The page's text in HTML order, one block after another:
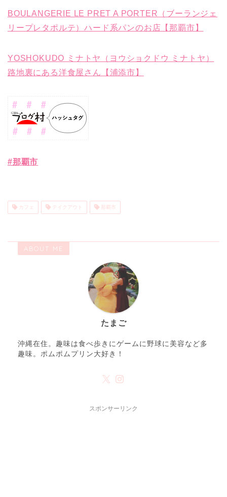
BOULANGERIE LE PRET A PORTER（ブーランジェ
リープレタポルテ）ハード系パンのお店【那覇市】
YOSHOKUDO ミナトヤ（ヨウショクドウ ミナトヤ）
路地裏にある洋食屋さん【浦添市】
#那覇市
カフェ テイクアウト 那覇市
ABOUT ME
たまご
沖縄在住。趣味は食べ歩きにゲームに野球に美容など多
趣味。ポムポムプリン大好き！
スポンサーリンク